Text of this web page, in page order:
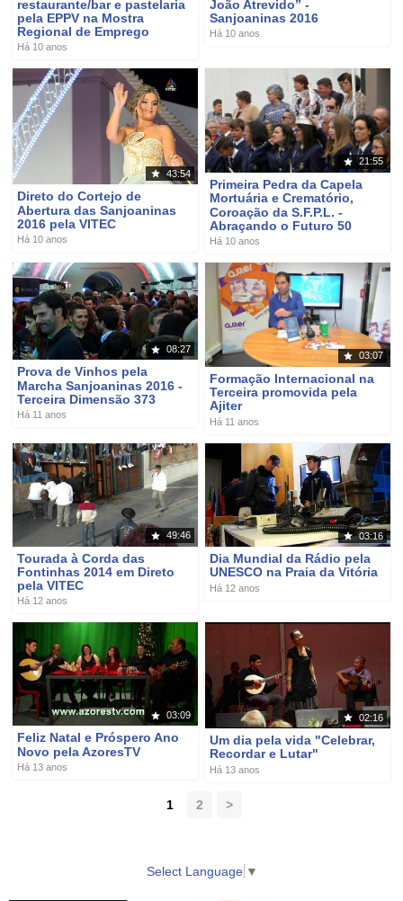
restaurante/bar e pastelaria
pela EPPV na Mostra
Regional de Emprego
Há 10 anos
João Atrevido” -
Sanjoaninas 2016
Há 10 anos
43:54
Direto do Cortejo de
Abertura das Sanjoaninas
2016 pela VITEC
Há 10 anos
21:55
Primeira Pedra da Capela
Mortuária e Crematório,
Coroação da S.F.P.L. -
Abraçando o Futuro 50
Há 10 anos
08:27
Prova de Vinhos pela
Marcha Sanjoaninas 2016 -
Terceira Dimensão 373
Há 11 anos
03:07
Formação Internacional na
Terceira promovida pela
Ajiter
Há 11 anos
49:46
Tourada à Corda das
Fontinhas 2014 em Direto
pela VITEC
Há 12 anos
03:16
Dia Mundial da Rádio pela
UNESCO na Praia da Vitória
Há 12 anos
03:09
Feliz Natal e Próspero Ano
Novo pela AzoresTV
Há 13 anos
02:16
Um dia pela vida "Celebrar,
Recordar e Lutar"
Há 13 anos
1 2 >
Select Language ▼